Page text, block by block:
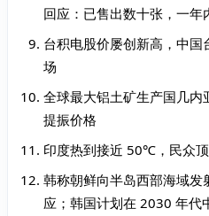
回应：已售出数十张，一年
台积电股价屡创新高，中
场
全球最大铝土矿生产国几
提振价格
印度热到接近 50℃，民众
韩称朝鲜向半岛西部海域发
应；韩国计划在 2030 年代